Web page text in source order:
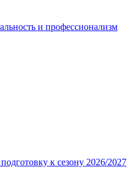
и профессионализм
к сезону 2026/2027